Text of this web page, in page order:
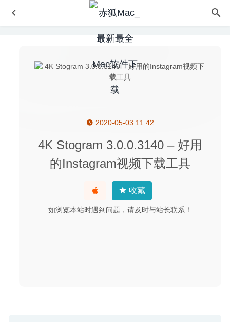
2020-05-03 11:42
4K Stogram 3.0.0.3140 – 好用
的Instagram视频下载工具
收藏
如浏览本站时遇到问题，请及时与站长联系！
Allavsoft Video Downloader Converter 3.22.8.7551 – 专业
ImageRanger Pro Edition 1.7.5.1590 – 图片管理软件
4K Video Downloader 4.12.1 中文版-YouTube、Vimeo视
TinkerTool System 6.9 – 优秀的系统维护工具 2020-07-03